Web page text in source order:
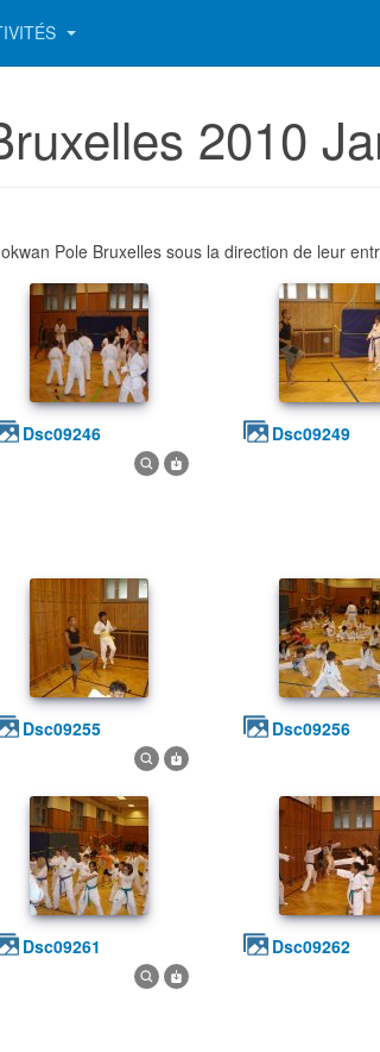
2010
Pole Bruxelles sous la direction de leur
dsc09246 dsc09249
dsc09255 dsc09256
dsc09261 dsc09262